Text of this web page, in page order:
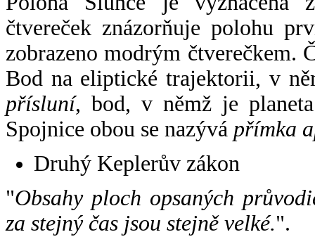
čtvereček znázorňuje polohu
zobrazeno modrým čtverečkem.
Bod na eliptické trajektorii, v
přísluní, bod, v němž je
Spojnice obou se nazývá přímka
Druhý Keplerův zákon
"Obsahy ploch opsaných
za stejný čas jsou stejně velké.".